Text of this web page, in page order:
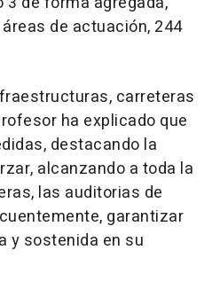
de actuación, 244
carreteras
ha explicado que
destacando la
alcanzando a toda la
las auditorias de
garantizar
y sostenida en su